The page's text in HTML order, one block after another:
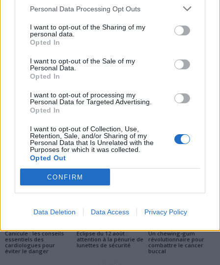
Personal Data Processing Opt Outs
I want to opt-out of the Sharing of my
personal data.
Opted In
I want to opt-out of the Sale of my
Personal Data.
Opted In
I want to opt-out of processing my
Personal Data for Targeted Advertising.
Opted In
I want to opt-out of Collection, Use,
Retention, Sale, and/or Sharing of my
Personal Data that Is Unrelated with the
Purposes for which it was collected.
Opted Out
CONFIRM
Data Deletion Data Access Privacy Policy
Parkinson : un fléau
silencieux qui frappe aussi
les jeunes
Le bruit nocturne pourrait
news
Canicule : les conseils
essentiels des
cardiologues pour
éviter le danger
Éclipse du 12 août :
attention à la pénurie de
lunettes de sécurité
Un chewing-gum
révolutionnaire pour
combattre le cancer
buccal